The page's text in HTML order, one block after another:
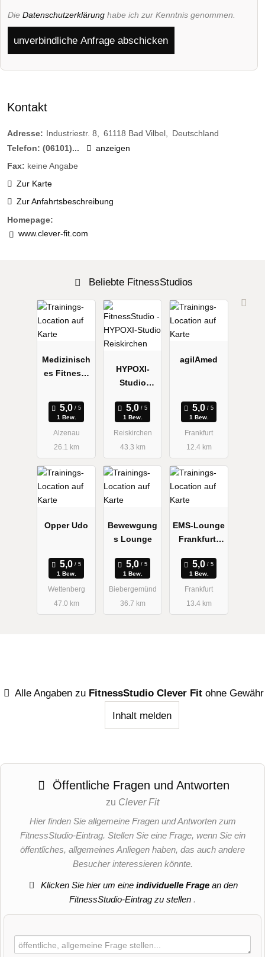
Die Datenschutzerklärung habe ich zur Kenntnis genommen.
unverbindliche Anfrage abschicken
Kontakt
Adresse: Industriestr. 8 61118 Bad Vilbel
Deutschland
Telefon: (06101)...
anzeigen
Fax: keine Angabe
Zur Karte
Zur Anfahrtsbeschreibung
Homepage:
www.clever-fit.com
Beliebte FitnessStudios
Medizinisch
es Fitness-
Roland
1 Bew.
Alzenau
26.1 km
HYPOXI-
Studio
1 Bew.
Reiskirchen
43.3 km
agilAmed
1 Bew.
Frankfurt
12.4 km
Opper Udo
1 Bew.
Wettenberg
47.0 km
Bewewgung
s Lounge
1 Bew.
Biebergemünd
36.7 km
EMS-Lounge
Frankfurt-
l
1 Bew.
Frankfurt
13.4 km
Alle Angaben zu FitnessStudio Clever Fit ohne Gewähr
Inhalt melden
Öffentliche Fragen und Antworten
zu Clever Fit
Hier finden Sie allgemeine Fragen und Antworten zum
FitnessStudio-Eintrag. Stellen Sie eine Frage, wenn Sie ein
öffentliches, allgemeines Anliegen haben, das auch andere
Besucher interessieren könnte.
Klicken Sie hier um eineindividuelle Frage an den
FitnessStudio-Eintrag zu stellen .